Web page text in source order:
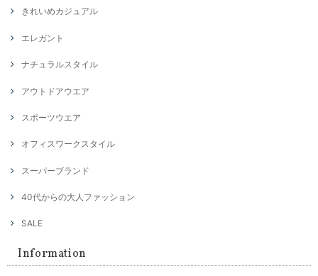
きれいめカジュアル
エレガント
ナチュラルスタイル
アウトドアウエア
スポーツウエア
オフィスワークスタイル
スーパーブランド
40代からの大人ファッション
SALE
Information